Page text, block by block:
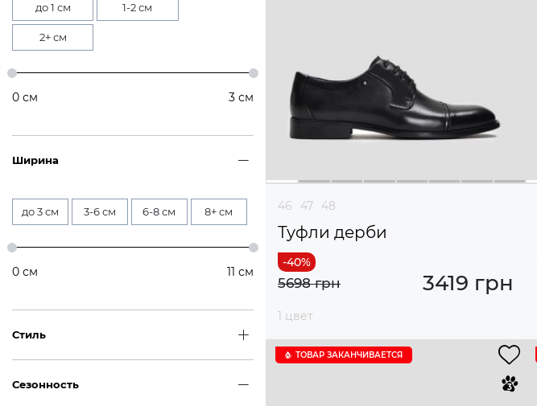
до 1 см 1-2 см
2+ см
0 см 3 см
Ширина
до 3 см 3-6 см 6-8 см 8+ см
0 см 11 см
Стиль
Сезонность
46 47 48
Туфли дерби
3419 грн
5698 грн
1 цвет
ТОВАР ЗАКАНЧИВАЕТСЯ